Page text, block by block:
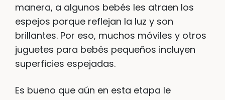
manera, a algunos bebés les atraen los
espejos porque reflejan la luz y son
brillantes. Por eso, muchos móviles y otros
juguetes para bebés pequeños incluyen
superficies espejadas.
Es bueno que aún en esta etapa le